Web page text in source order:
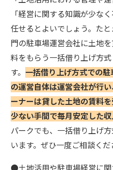
「経営に関する知識が少な
任せるとよいでしょう。た
門の駐車場運営会社に土地
料をもらう一括借り上げ方
す。 一括借り上げ方式での
の運営自体は運営会社が行
ーナーは貸した土地の賃料
少ない手間で毎月安定した
パークでも、一括借り上げ
います。ぜひ一度ご相談くだ
●土地活用や駐車場経営に